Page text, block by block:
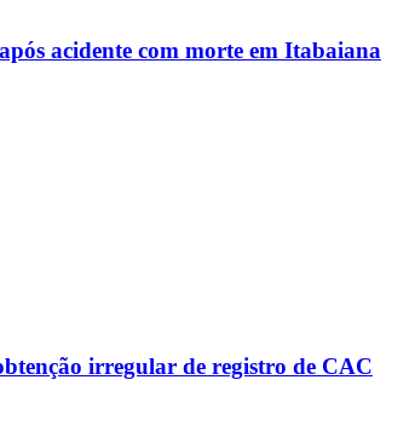
acidente com morte em Itabaiana
irregular de registro de CAC